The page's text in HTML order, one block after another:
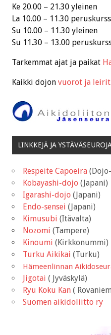
Ke 20.00 – 21.30 yleinen
La 10.00 – 11.30
Su 10.00 – 11.30 yleinen
Su 11.30 – 13.00
Tarkemmat ajat ja paikat
Kaikki dojon vuorot ja leirit.
LINKKEJÄ JA
Respeite Capoeira
Kobayashi-dojo (Japani)
Igarashi-dojo (Japani)
Endo-sensei (Japani)
Kimusubi (Itävalta)
Nozomi (Tampere)
Kinoumi (Kirkkonummi)
Turku Aikikai (Turku)
Hämeenlinnan
Jigotai ( Jyväskylä)
Ryu Koku Kan (
Suomen aikidoliitto ry